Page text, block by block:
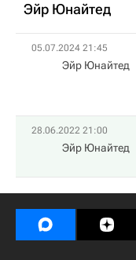
Эйр Юнайтед
05.07.2024 21:45
Эйр Юнайтед
28.06.2022 21:00
Эйр Юнайтед